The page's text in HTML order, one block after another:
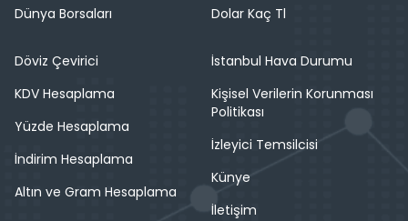
Dünya Borsaları
Dolar Kaç Tl
Döviz Çevirici
KDV Hesaplama
Yüzde Hesaplama
İndirim Hesaplama
Altın ve Gram Hesaplama
İstanbul Hava Durumu
Kişisel Verilerin Korunması
Politikası
İzleyici Temsilcisi
Künye
İletişim